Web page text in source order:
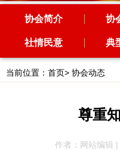
协会简介 协
社情民意 典
当前位置： 首页> 协会动态
尊重
作者：网站编辑